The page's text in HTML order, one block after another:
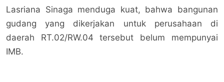
Lasriana Sinaga menduga kuat, bahwa bangunan
gudang yang dikerjakan untuk perusahaan di
daerah RT.02/RW.04 tersebut belum mempunyai
IMB.